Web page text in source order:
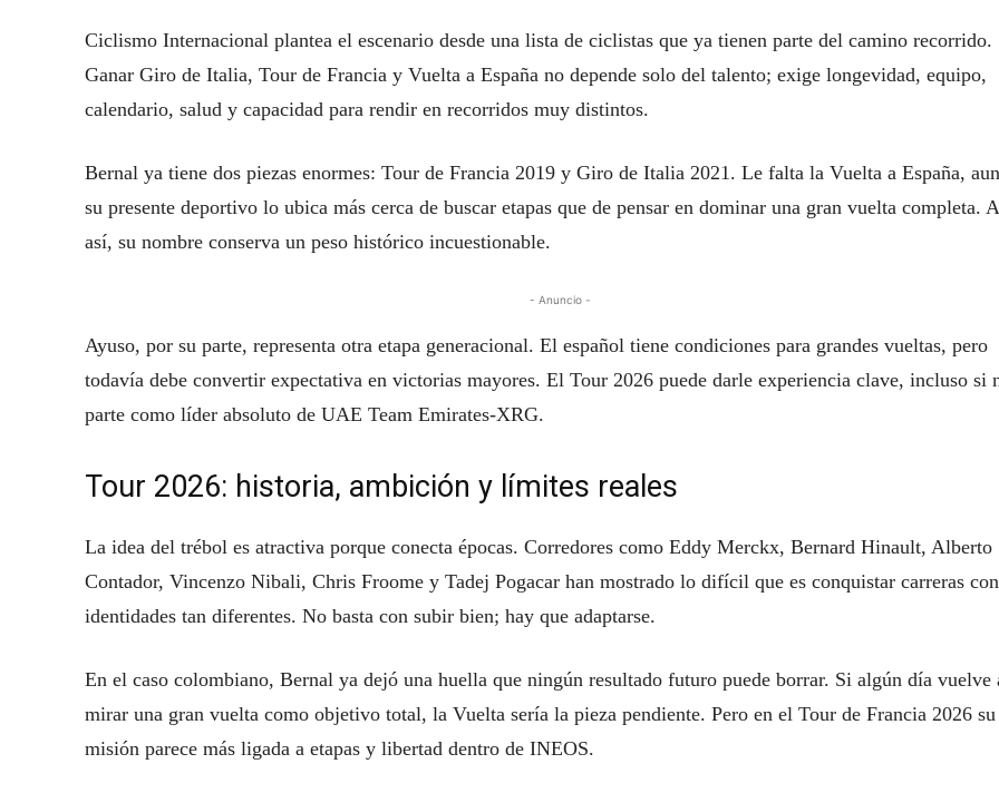
Ciclismo Internacional plantea el escenario desde una lista de ciclistas que ya tienen parte del camino recorrido.
Ganar Giro de Italia, Tour de Francia y Vuelta a España no depende solo del talento; exige longevidad, equipo,
calendario, salud y capacidad para rendir en recorridos muy distintos.
Bernal ya tiene dos piezas enormes: Tour de Francia 2019 y Giro de Italia 2021. Le falta la Vuelta a España,
su presente deportivo lo ubica más cerca de buscar etapas que de pensar en dominar una gran vuelta completa.
así, su nombre conserva un peso histórico incuestionable.
- Anuncio -
Ayuso, por su parte, representa otra etapa generacional. El español tiene condiciones para grandes vueltas, pero
todavía debe convertir expectativa en victorias mayores. El Tour 2026 puede darle experiencia clave, incluso si
parte como líder absoluto de UAE Team Emirates-XRG.
Tour 2026: historia, ambición y límites reales
La idea del trébol es atractiva porque conecta épocas. Corredores como Eddy Merckx, Bernard Hinault, Alberto
Contador, Vincenzo Nibali, Chris Froome y Tadej Pogacar han mostrado lo difícil que es conquistar carreras con
identidades tan diferentes. No basta con subir bien; hay que adaptarse.
En el caso colombiano, Bernal ya dejó una huella que ningún resultado futuro puede borrar. Si algún día vuelve
mirar una gran vuelta como objetivo total, la Vuelta sería la pieza pendiente. Pero en el Tour de Francia 2026 su
misión parece más ligada a etapas y libertad dentro de INEOS.